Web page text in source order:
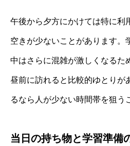
午後から夕方にかけては特に利
空きが少ないことがあります。
中はさらに混雑が激しくなるた
昼前に訪れると比較的ゆとりが
るなら人が少ない時間帯を狙う
当日の持ち物と学習準備